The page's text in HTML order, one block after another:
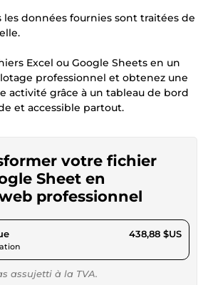
les données fournies sont traitées de
Excel ou Google Sheets en un
professionnel et obtenez une
activité grâce à un tableau de bord
et accessible partout.
votre fichier
Sheet en
professionnel
pour 404,50 $US 438,88 $US
assujetti à la TVA.